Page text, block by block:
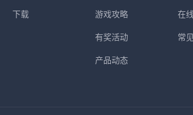
下载 游戏攻略
有奖活动
产品动态
在
常